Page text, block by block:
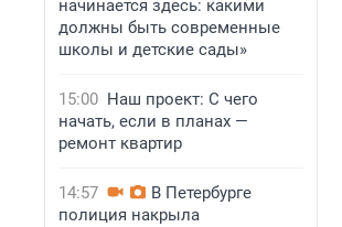
начинается здесь: какими
должны быть современные
школы и детские сады»
15:00 Наш проект: С чего
начать, если в планах —
ремонт квартир
14:57
В Петербурге
полиция накрыла